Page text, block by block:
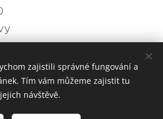
zajistili správné fungování a
Tím vám můžeme zajistit tu
návštěvě.